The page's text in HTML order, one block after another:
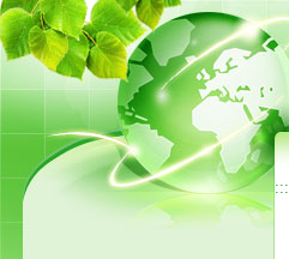
:::